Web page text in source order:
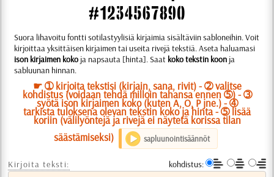
Suora lihavoitu fontti sotilastyylisiä kirjaimia sisältäviin sabloneihin. Voit
kirjoittaa yksittäisen kirjaimen tai useita rivejä tekstiä. Aseta haluamasi
ison kirjaimen koko ja napsauta [hinta]. Saat koko tekstin koon ja
sabluunan hinnan.
☛ ➀ kirjoita tekstisi (kirjain, sana, rivit) - ➁ valitse
kohdistus (voidaan tehdä milloin tahansa ennen ➄) - ➂
syötä ison kirjaimen koko (kuten A, O, P jne.) - ➃
tarkista tuloksena olevan tekstin koko ja hinta - ➄ lisää
koriin (välilyöntejä ja rivejä ei näytetä korissa tilan
säästämiseksi)
sapluunointisäännöt
Kirjoita teksti: kohdistus: